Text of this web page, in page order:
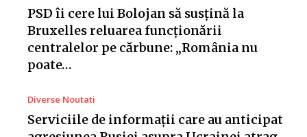
PSD îi cere lui Bolojan să susțină la
Bruxelles reluarea funcționării
centralelor pe cărbune: „România nu
poate…
Diverse Noutati
Serviciile de informații care au anticipat